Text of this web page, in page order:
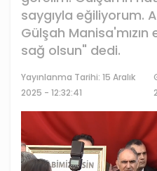
saygıyla eğiliyorum.
Gülşah Manisa'mızın
sağ olsun" dedi.
Yayınlanma Tarihi: 15 Aralık
2025 - 12:32:41